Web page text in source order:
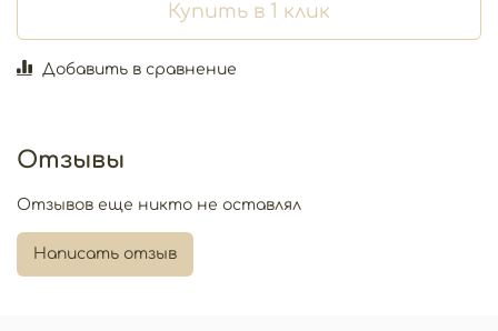
Купить в 1 клик
Добавить в сравнение
Отзывы
Отзывов еще никто не оставлял
Написать отзыв